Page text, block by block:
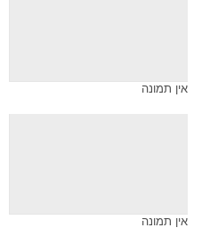
אין תמונה
אין תמונה